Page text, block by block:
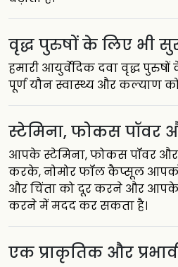
वृद्ध पुरुषों के लिए भी
हमारी आयुर्वेदिक दवा वृद्ध
पूर्ण यौन स्वास्थ्य और कल्याण को
स्टेमिना, फोकस पॉवर
आपके स्टेमिना, फोकस पॉवर
करके, नोमोर फॉल कैप्सूल
और चिंता को दूर करने और आपके
करने में मदद कर सकता है।
एक प्राकृतिक और